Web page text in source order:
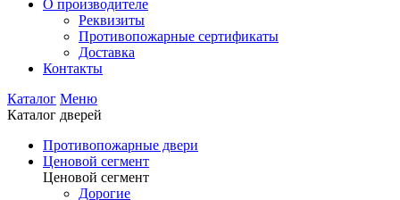
О производителе
Реквизиты
Противопожарные сертификаты
Доставка
Контакты
Каталог Меню
Каталог дверей
Противопожарные двери
Ценовой сегмент
Ценовой сегмент
Дорогие